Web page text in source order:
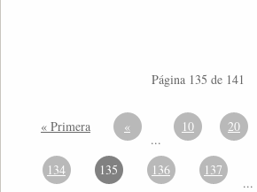
Página 135 de 141
« Primera «
...
10 20
134 135 136 137
...